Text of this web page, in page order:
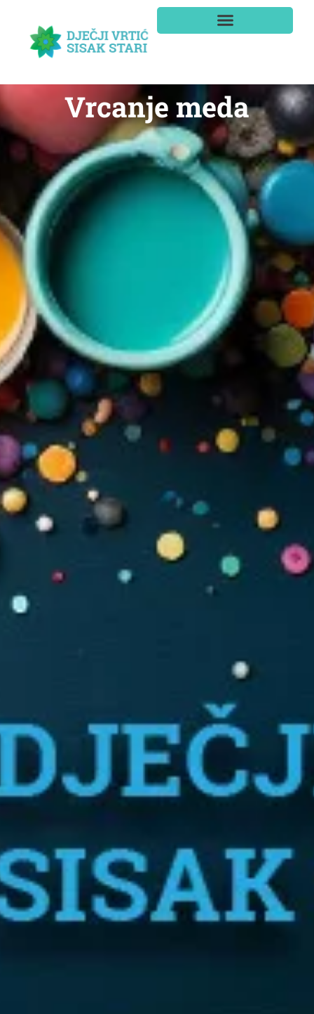
Vrcanje meda